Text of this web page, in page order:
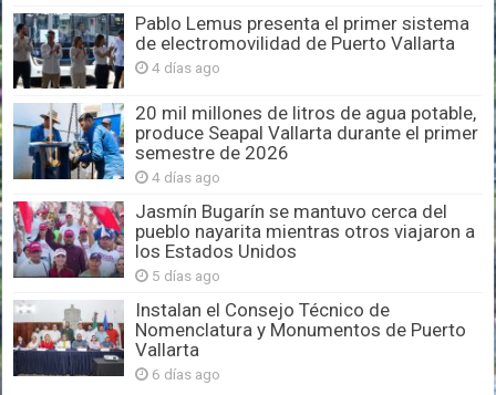
Pablo Lemus presenta el primer sistema
de electromovilidad de Puerto Vallarta
4 días ago
20 mil millones de litros de agua potable,
produce Seapal Vallarta durante el primer
semestre de 2026
4 días ago
Jasmín Bugarín se mantuvo cerca del
pueblo nayarita mientras otros viajaron a
los Estados Unidos
5 días ago
Instalan el Consejo Técnico de
Nomenclatura y Monumentos de Puerto
Vallarta
6 días ago